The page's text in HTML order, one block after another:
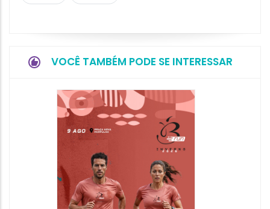
VOCÊ TAMBÉM PODE SE INTERESSAR